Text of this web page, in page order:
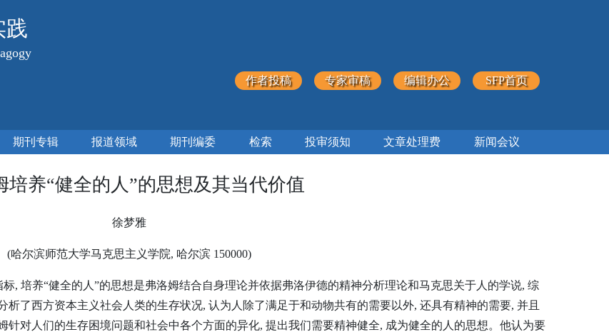
践
作者投稿 专家审稿 编辑办公 SFP首页
期刊专辑 报道领域 期刊编委 检索 投审须知 文章处理费 新闻会议
培养“健全的人”的思想及其当代价值
徐梦雅
(哈尔滨师范大学马克思主义学院, 哈尔滨 150000)
, 培养“健全的人”的思想是弗洛姆结合自身理论并依据弗洛伊德的精神分析理论和马克思关于人的学说, 综
了西方资本主义社会人类的生存状况, 认为人除了满足于和动物共有的需要以外, 还具有精神的需要, 并且
对人们的生存困境问题和社会中各个方面的异化, 提出我们需要精神健全, 成为健全的人的思想。他认为要